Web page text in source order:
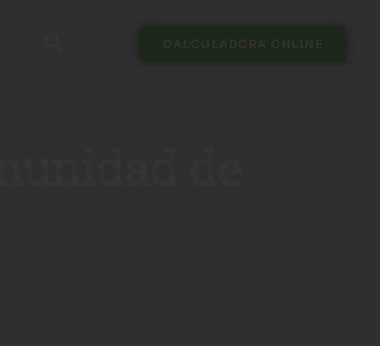
CALCULADORA ONLINE